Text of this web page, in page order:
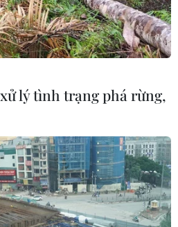
Bắc sẽ đón một đợt
không khí lạnh này sẽ ảnh
lý tình trạng phá rừng,